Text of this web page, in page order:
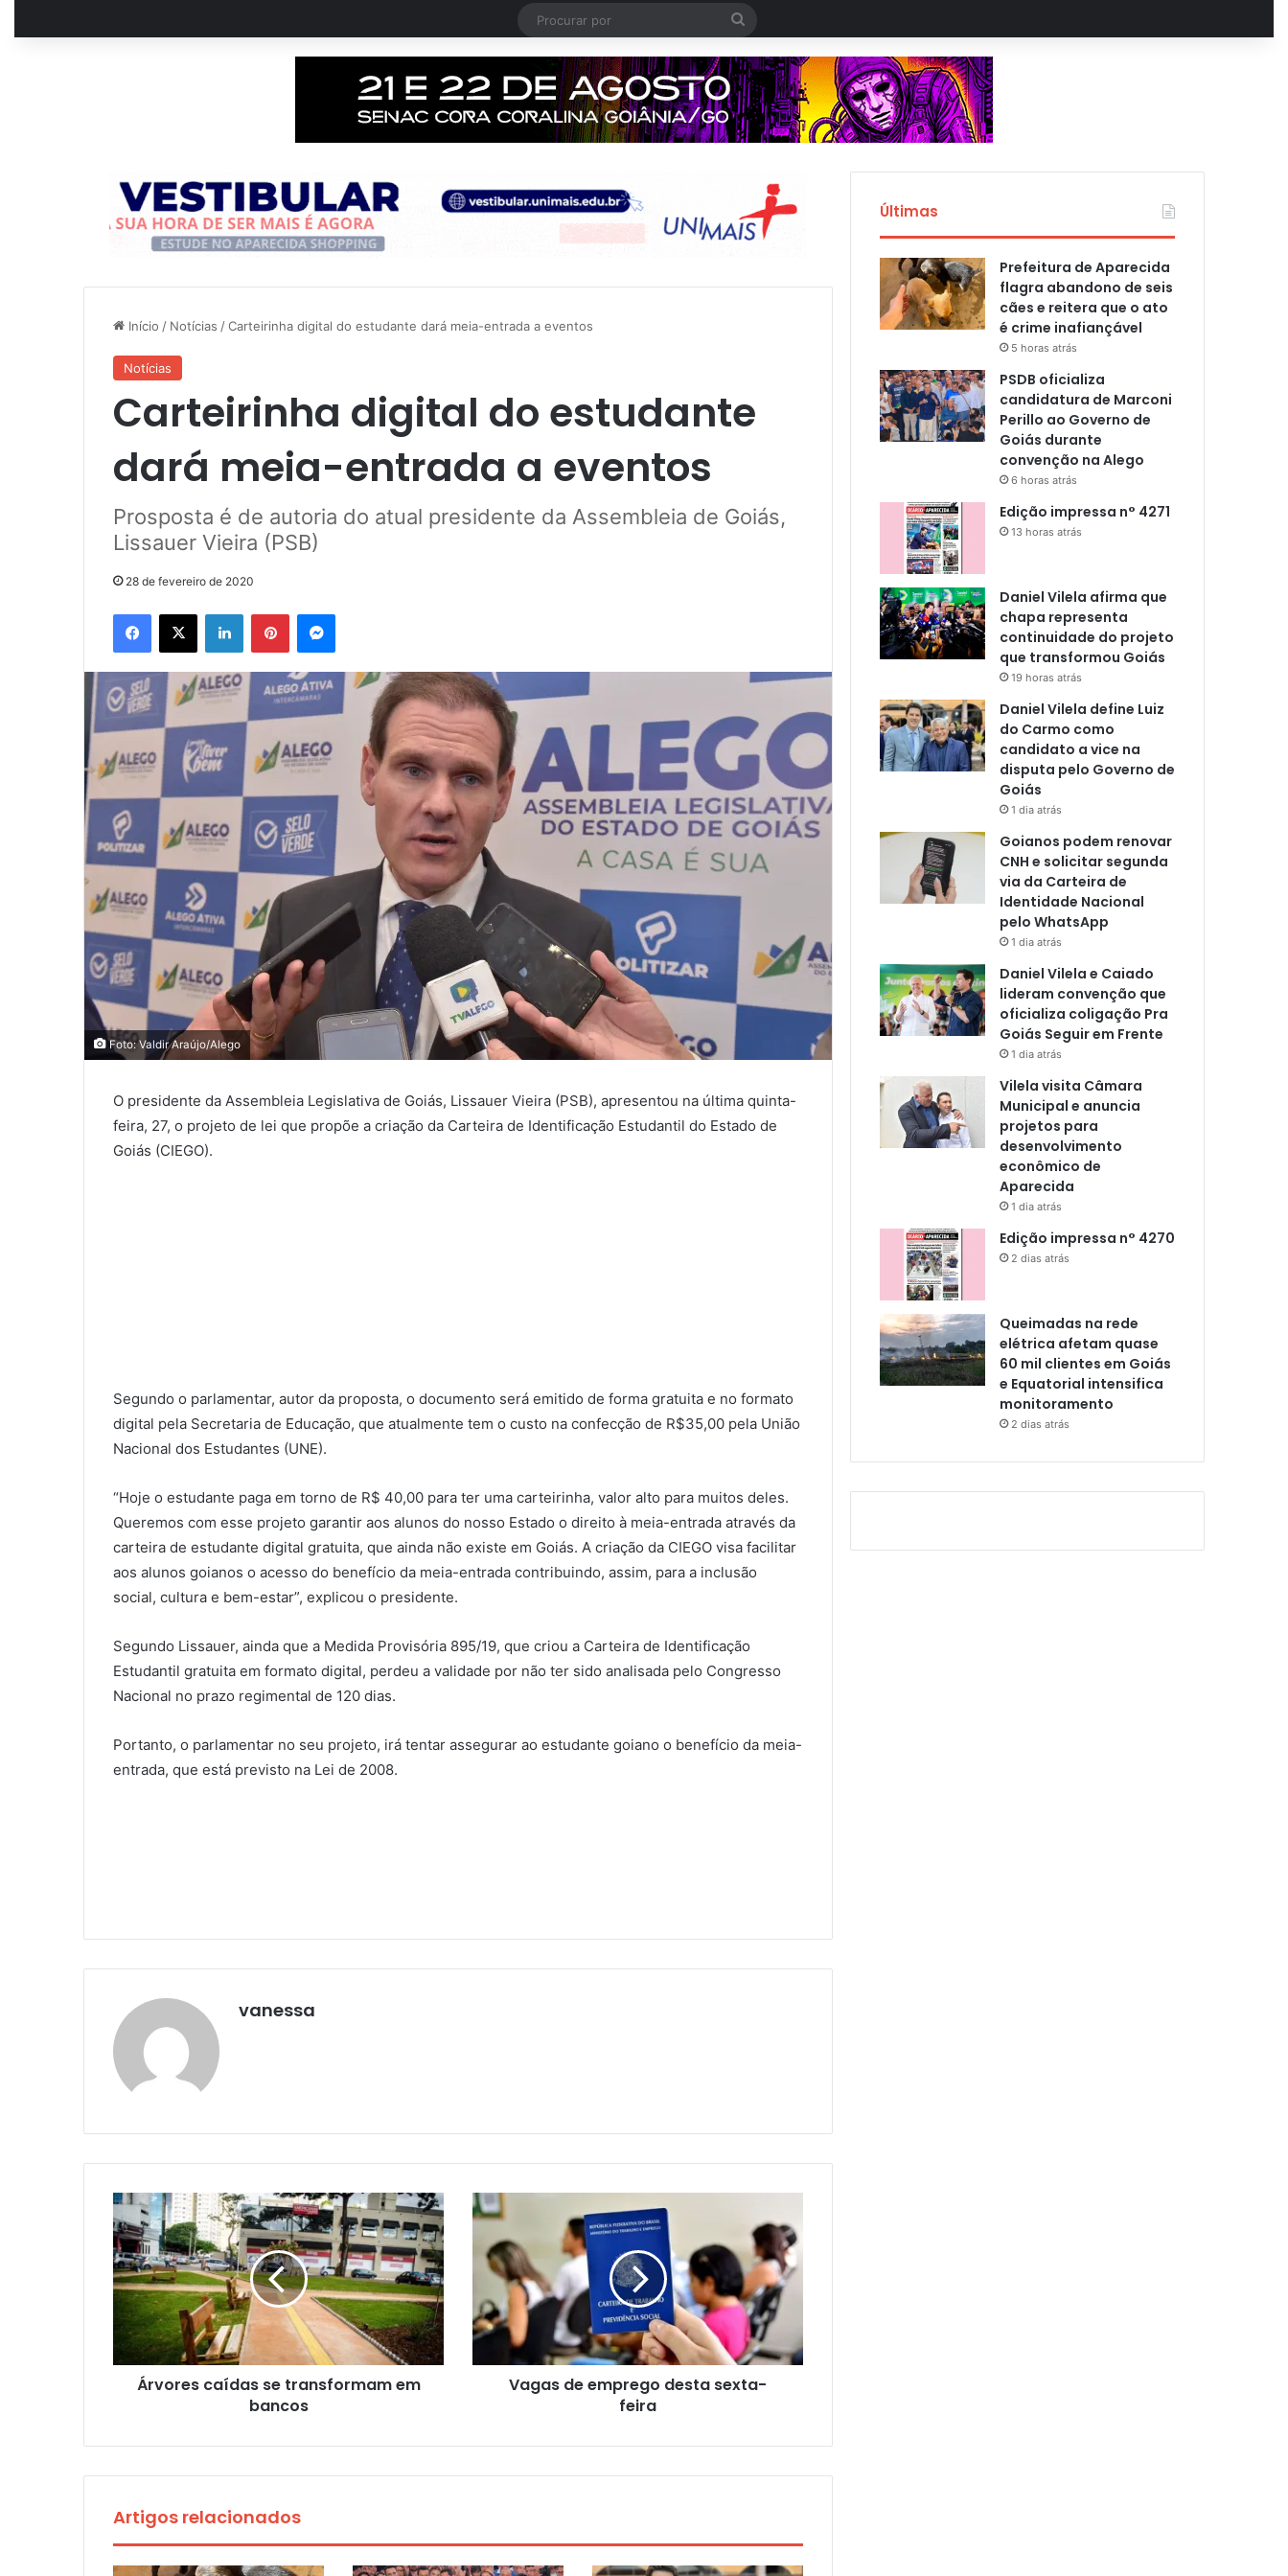
Procurar
por
Início / Notícias /Carteirinha digital do estudante dará meia-entrada a eventos
Notícias
Carteirinha digital do estudante
dará meia-entrada a eventos
Prosposta é de autoria do atual presidente da Assembleia de Goiás,
Lissauer Vieira (PSB)
28 de fevereiro de 2020
Facebook
X LinkedinPinterestMessenger
Foto: Valdir Araújo/Alego
O presidente da Assembleia Legislativa de Goiás, Lissauer Vieira (PSB), apresentou na última quinta-
feira, 27, o projeto de lei que propõe a criação da Carteira de Identificação Estudantil do Estado de
Goiás (CIEGO).
Segundo o parlamentar, autor da proposta, o documento será emitido de forma gratuita e no formato
digital pela Secretaria de Educação, que atualmente tem o custo na confecção de R$35,00 pela União
Nacional dos Estudantes (UNE).
“Hoje o estudante paga em torno de R$ 40,00 para ter uma carteirinha, valor alto para muitos deles.
Queremos com esse projeto garantir aos alunos do nosso Estado o direito à meia-entrada através da
carteira de estudante digital gratuita, que ainda não existe em Goiás. A criação da CIEGO visa facilitar
aos alunos goianos o acesso do benefício da meia-entrada contribuindo, assim, para a inclusão
social, cultura e bem-estar”, explicou o presidente.
Segundo Lissauer, ainda que a Medida Provisória 895/19, que criou a Carteira de Identificação
Estudantil gratuita em formato digital, perdeu a validade por não ter sido analisada pelo Congresso
Nacional no prazo regimental de 120 dias.
Portanto, o parlamentar no seu projeto, irá tentar assegurar ao estudante goiano o benefício da meia-
entrada, que está previsto na Lei de 2008.
vanessa
Árvores caídas se transformam em
bancos
Vagas de emprego desta sexta-
feira
Artigos relacionados
Últimas
Prefeitura de Aparecida
flagra abandono de seis
cães e reitera que o ato
é crime inafiançável
5 horas atrás
PSDB oficializa
candidatura de Marconi
Perillo ao Governo de
Goiás durante
convenção na Alego
6 horas atrás
Edição impressa n° 4271
13 horas atrás
Daniel Vilela afirma que
chapa representa
continuidade do projeto
que transformou Goiás
19 horas atrás
Daniel Vilela define Luiz
do Carmo como
candidato a vice na
disputa pelo Governo de
Goiás
1 dia atrás
Goianos podem renovar
CNH e solicitar segunda
via da Carteira de
Identidade Nacional
pelo WhatsApp
1 dia atrás
Daniel Vilela e Caiado
lideram convenção que
oficializa coligação Pra
Goiás Seguir em Frente
1 dia atrás
Vilela visita Câmara
Municipal e anuncia
projetos para
desenvolvimento
econômico de
Aparecida
1 dia atrás
Edição impressa n° 4270
2 dias atrás
Queimadas na rede
elétrica afetam quase
60 mil clientes em Goiás
e Equatorial intensifica
monitoramento
2 dias atrás